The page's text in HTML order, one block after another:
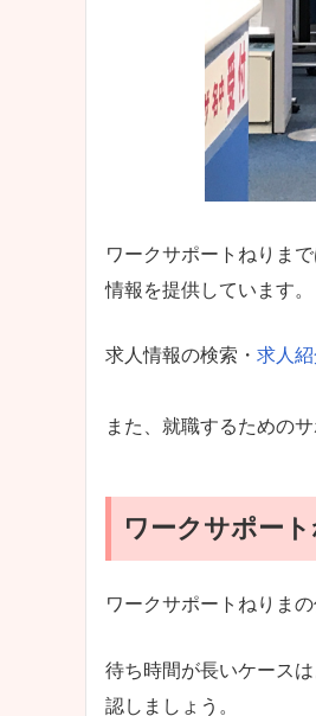
ワークサポートねりま
情報を提供しています。
求人情報の検索・ 求人
また、就職するためのサ
ワークサポー
ワークサポートねりま
待ち時間が長いケース
認しましょう。